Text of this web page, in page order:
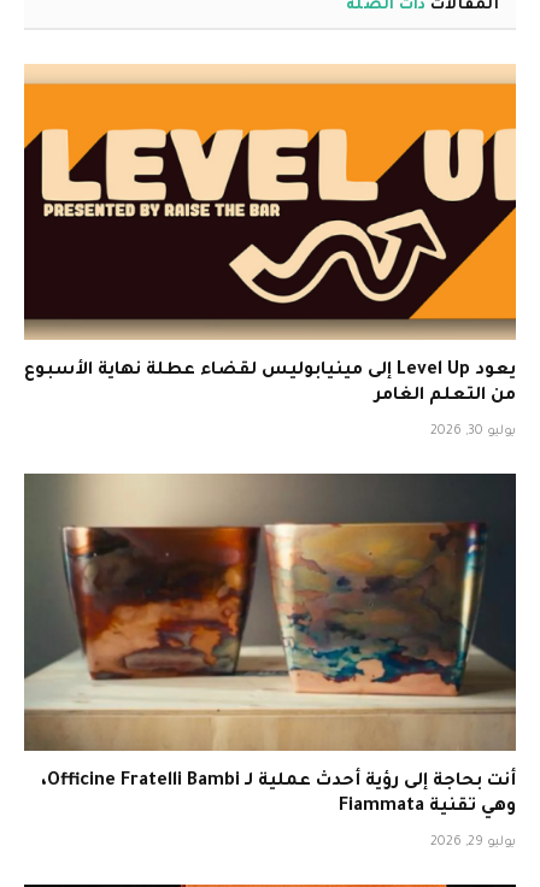
المقالات ذات الصلة
يعود Level Up إلى مينيابوليس لقضاء عطلة نهاية الأسبوع
من التعلم الغامر
يوليو 30, 2026
أنت بحاجة إلى رؤية أحدث عملية لـ Officine Fratelli Bambi،
وهي تقنية Fiammata
يوليو 29, 2026